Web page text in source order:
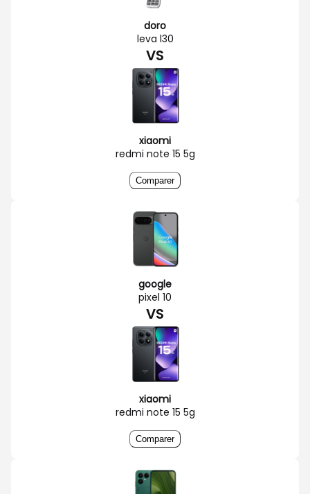
doro
leva l30
VS
xiaomi
redmi note 15 5g
Comparer
google
pixel 10
VS
xiaomi
redmi note 15 5g
Comparer